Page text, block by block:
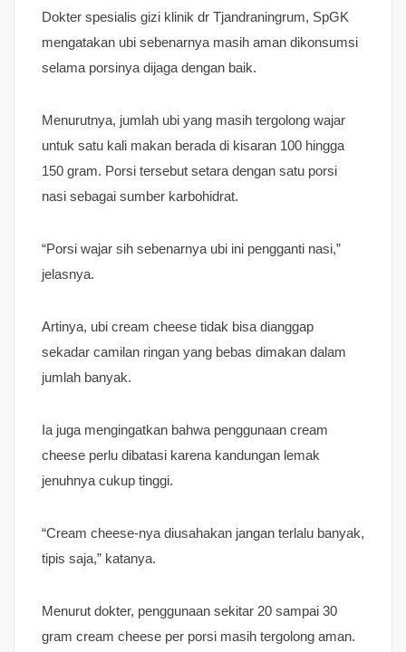
Dokter spesialis gizi klinik dr Tjandraningrum, SpGK
mengatakan ubi sebenarnya masih aman dikonsumsi
selama porsinya dijaga dengan baik.
Menurutnya, jumlah ubi yang masih tergolong wajar
untuk satu kali makan berada di kisaran 100 hingga
150 gram. Porsi tersebut setara dengan satu porsi
nasi sebagai sumber karbohidrat.
“Porsi wajar sih sebenarnya ubi ini pengganti nasi,”
jelasnya.
Artinya, ubi cream cheese tidak bisa dianggap
sekadar camilan ringan yang bebas dimakan dalam
jumlah banyak.
Ia juga mengingatkan bahwa penggunaan cream
cheese perlu dibatasi karena kandungan lemak
jenuhnya cukup tinggi.
“Cream cheese-nya diusahakan jangan terlalu banyak,
tipis saja,” katanya.
Menurut dokter, penggunaan sekitar 20 sampai 30
gram cream cheese per porsi masih tergolong aman.